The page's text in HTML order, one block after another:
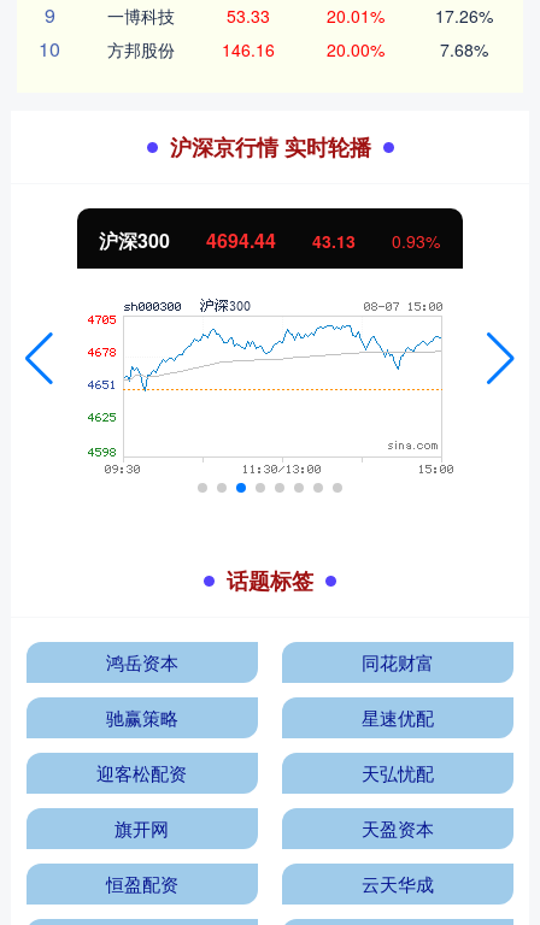
9 一博科技 53.33 20.01% 17.26%
10 方邦股份 146.16 20.00% 7.68%
沪深京行情 实时轮播
沪深300 4694.44 43.13 0.93%
话题标签
鸿岳资本 同花财富
驰赢策略 星速优配
迎客松配资 天弘忧配
旗开网 天盈资本
恒盈配资 云天华成